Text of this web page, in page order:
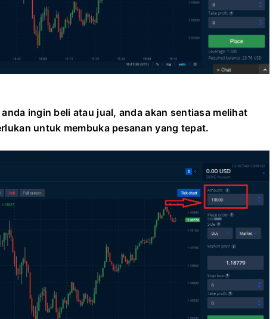
ingin beli atau jual, anda akan sentiasa melihat
untuk membuka pesanan yang tepat.